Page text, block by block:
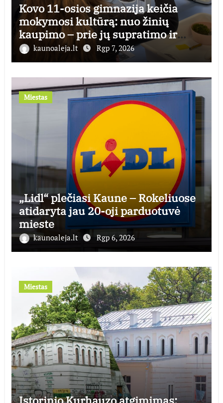
Kovo 11-osios gimnazija keičia
mokymosi kultūrą: nuo žinių
kaupimo – prie jų supratimo ir
taikymo
kaunoaleja.lt Rgp 7, 2026
Miestas
„Lidl“ plečiasi Kaune – Rokeliuose
atidaryta jau 20-oji parduotuvė
mieste
kaunoaleja.lt Rgp 6, 2026
Miestas